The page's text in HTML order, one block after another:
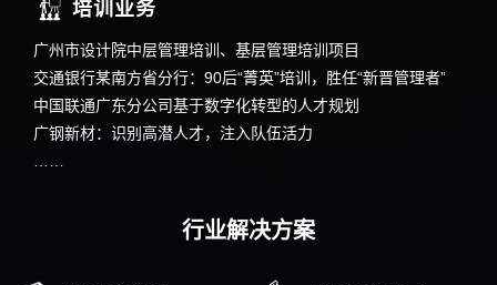
培训业务
广州市设计院中层管理培训、基层管理培训项目
交通银行某南方省分行：90后“菁英”培训，胜任“新晋管理者”
中国联通广东分公司基于数字化转型的人才规划
广钢新材：识别高潜人才，注入队伍活力
行业解决方案